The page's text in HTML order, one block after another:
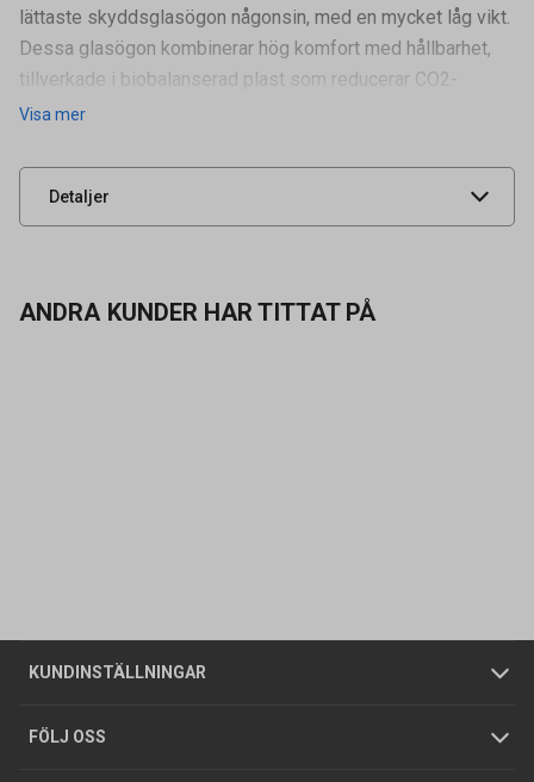
lättaste skyddsglasögon någonsin, med en mycket låg vikt.
Dessa glasögon kombinerar hög komfort med hållbarhet,
tillverkade i biobalanserad plast som reducerar CO2-
utsläppen under tillverkn
Visa mer
Detaljer
Artikelnummer 58060021
Leverantörens
UNSPSC 47131800
ANDRA KUNDER HAR TITTAT PÅ
KUNDINSTÄLLNINGAR
Företagskund / Privatkund
FÖLJ OSS
Allmänna försäljningsvillkor
Integritetspolicy
Butiker
Foldrar och kataloger
Om oss
Tjänster